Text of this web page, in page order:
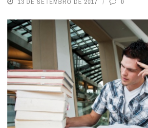
13 DE SETEMBRO DE 2017 0